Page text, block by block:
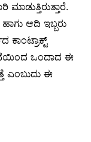
ಆದಿ ಇಬ್ಬರು
ಕಾಂಟ್ರಾಕ್ಟ್
ಒಂದಾದ ಈ
ಎಂಬುದು ಈ